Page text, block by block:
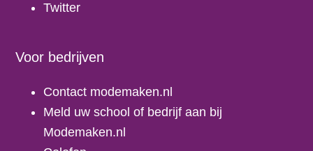
Twitter
Voor bedrijven
Contact modemaken.nl
Meld uw school of bedrijf aan bij
Modemaken.nl